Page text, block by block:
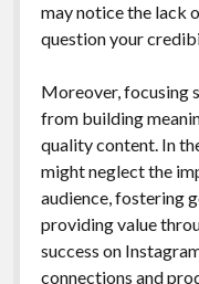
may notice the lack
question your
Moreover, focusing
from building
quality content. In
might neglect the
audience, fostering
providing value
success on
connections and